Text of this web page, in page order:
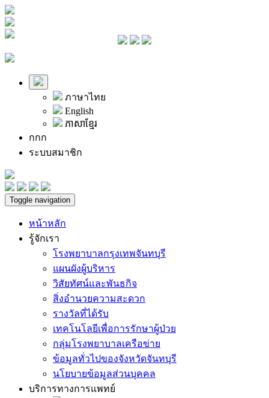
ภาษาไทย
English
ភាសាខ្មែរ
กกก
ระบบสมาชิก
Toggle navigation
หน้าหลัก
รู้จักเรา
โรงพยาบาลกรุงเทพจันทบุรี
แผนผังผู้บริหาร
วิสัยทัศน์และพันธกิจ
สิ่งอำนวยความสะดวก
รางวัลที่ได้รับ
เทคโนโลยีเพื่อการรักษาผู้ป่วย
กลุ่มโรงพยาบาลเครือข่าย
ข้อมูลทั่วไปของจังหวัดจันทบุรี
นโยบายข้อมูลส่วนบุคคล
บริการทางการแพทย์